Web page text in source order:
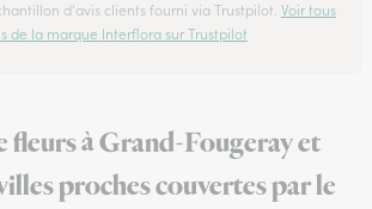
d'avis clients fourni via Trustpilot. Voir tous
de la marque Interflora sur Trustpilot
fleurs à Grand-Fougeray et
proches couvertes par le